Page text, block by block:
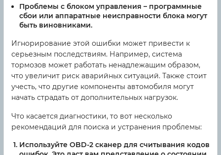
Проблемы с блоком управления – программные
сбои или аппаратные неисправности блока могут
быть виновниками.
Игнорирование этой ошибки может привести к
серьезным последствиям. Например, система
тормозов может работать ненадлежащим образом,
что увеличит риск аварийных ситуаций. Также стоит
учесть, что другие компоненты автомобиля могут
начать страдать от дополнительных нагрузок.
Что касается диагностики, то вот несколько
рекомендаций для поиска и устранения проблемы:
Используйте OBD-2 сканер для считывания кодов